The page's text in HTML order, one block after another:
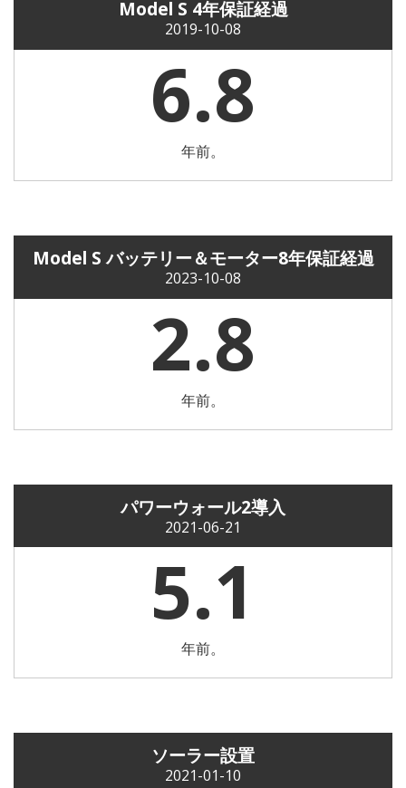
Model S 4年保証経過
2019-10-08
6.8
年前。
Model S バッテリー＆モーター8年保証経過
2023-10-08
2.8
年前。
パワーウォール2導入
2021-06-21
5.1
年前。
ソーラー設置
2021-01-10